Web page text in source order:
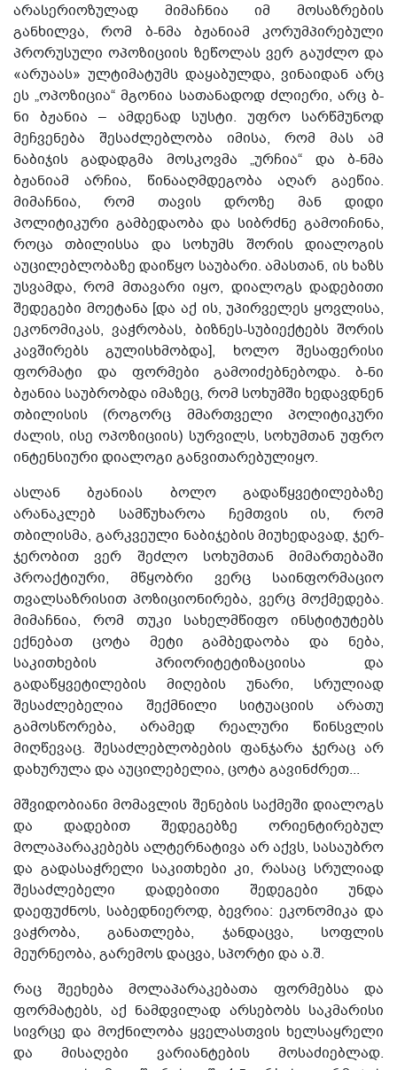
არასერიოზულად მიმაჩნია იმ მოსაზრების
განხილვა, რომ ბ-ნმა ბჟანიამ კორუმპირებული
პრორუსული ოპოზიციის ზეწოლას ვერ გაუძლო და
«არუაას» ულტიმატუმს დაყაბულდა, ვინაიდან არც
ეს „ოპოზიცია“ მგონია სათანადოდ ძლიერი, არც ბ-
ნი ბჟანია – ამდენად სუსტი. უფრო სარწმუნოდ
მეჩვენება შესაძლებლობა იმისა, რომ მას ამ
ნაბიჯის გადადგმა მოსკოვმა „ურჩია“ და ბ-ნმა
ბჟანიამ არჩია, წინააღმდეგობა აღარ გაეწია.
მიმაჩნია, რომ თავის დროზე მან დიდი
პოლიტიკური გამბედაობა და სიბრძნე გამოიჩინა,
როცა თბილისსა და სოხუმს შორის დიალოგის
აუცილებლობაზე დაიწყო საუბარი. ამასთან, ის ხაზს
უსვამდა, რომ მთავარი იყო, დიალოგს დადებითი
შედეგები მოეტანა [და აქ ის, უპირველეს ყოვლისა,
ეკონომიკას, ვაჭრობას, ბიზნეს-სუბიექტებს შორის
კავშირებს გულისხმობდა], ხოლო შესაფერისი
ფორმატი და ფორმები გამოიძებნებოდა. ბ-ნი
ბჟანია საუბრობდა იმაზეც, რომ სოხუმში ხედავდნენ
თბილისის (როგორც მმართველი პოლიტიკური
ძალის, ისე ოპოზიციის) სურვილს, სოხუმთან უფრო
ინტენსიური დიალოგი განვითარებულიყო.
ასლან ბჟანიას ბოლო გადაწყვეტილებაზე
არანაკლებ სამწუხაროა ჩემთვის ის, რომ
თბილისმა, გარკვეული ნაბიჯების მიუხედავად, ჯერ-
ჯერობით ვერ შეძლო სოხუმთან მიმართებაში
პროაქტიური, მწყობრი ვერც საინფორმაციო
თვალსაზრისით პოზიციონირება, ვერც მოქმედება.
მიმაჩნია, რომ თუკი სახელმწიფო ინსტიტუტებს
ექნებათ ცოტა მეტი გამბედაობა და ნება,
საკითხების პრიორიტეტიზაციისა და
გადაწყვეტილების მიღების უნარი, სრულიად
შესაძლებელია შექმნილი სიტუაციის არათუ
გამოსწორება, არამედ რეალური წინსვლის
მიღწევაც. შესაძლებლობების ფანჯარა ჯერაც არ
დახურულა და აუცილებელია, ცოტა გავინძრეთ...
მშვიდობიანი მომავლის შენების საქმეში დიალოგს
და დადებით შედეგებზე ორიენტირებულ
მოლაპარაკებებს ალტერნატივა არ აქვს, სასაუბრო
და გადასაჭრელი საკითხები კი, რასაც სრულიად
შესაძლებელი დადებითი შედეგები უნდა
დაეფუძნოს, საბედნიეროდ, ბევრია: ეკონომიკა და
ვაჭრობა, განათლება, ჯანდაცვა, სოფლის
მეურნეობა, გარემოს დაცვა, სპორტი და ა.შ.
რაც შეეხება მოლაპარაკებათა ფორმებსა და
ფორმატებს, აქ ნამდვილად არსებობს საკმარისი
სივრცე და მოქნილობა ყველასთვის ხელსაყრელი
და მისაღები ვარიანტების მოსაძიებლად.